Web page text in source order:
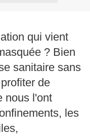
qui vient
? Bien
sanitaire sans
de
nous l'ont
les